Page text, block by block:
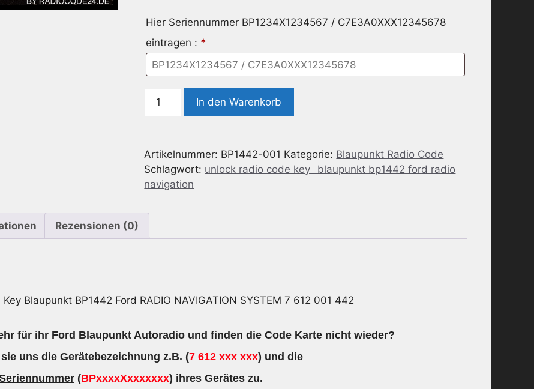
Hier Seriennummer BP1234X1234567 / C7E3A0XXX12345678
eintragen : *
Radio
Blaupunkt
BP1442
Ford
NAVIGATION
Menge
In den Warenkorb
Artikelnummer: BP1442-001 Kategorie: Blaupunkt Radio Code
Schlagwort: unlock radio code key_ blaupunkt bp1442 ford radio
navigation
Rezensionen (0)
Blaupunkt BP1442 Ford RADIO NAVIGATION SYSTEM 7 612 001 442
für ihr Ford Blaupunkt Autoradio und finden die Code Karte nicht wieder?
uns die Gerätebezeichnung z.B. (7 612 xxx xxx) und die
(BPxxxxXxxxxxxx) ihres Gerätes zu.